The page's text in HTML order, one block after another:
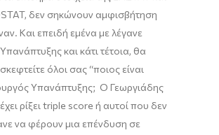
δεν σηκώνουν αμφισβήτηση
. Και επειδή εμένα με λέγανε
Υπανάπτυξης και κάτι τέτοια, θα
όλοι σας “ποιος είναι
Yπανάπτυξης; Ο Γεωργιάδης
ρίξειtriple score ή αυτοί που δεν
να φέρουν μια επένδυση σε